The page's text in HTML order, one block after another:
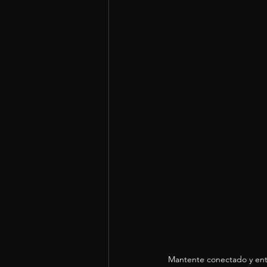
Mantente conectado y